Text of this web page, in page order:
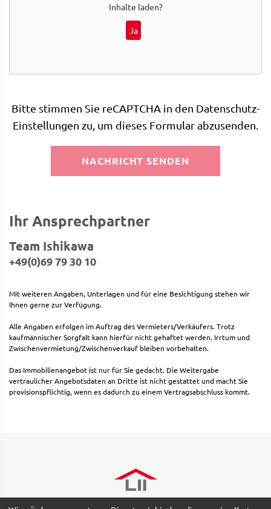
Inhalte laden?
Ja
Bitte stimmen Sie reCAPTCHA in den Datenschutz-
Einstellungen zu, um dieses Formular abzusenden.
NACHRICHT SENDEN
Ihr Ansprechpartner
Team Ishikawa
+49(0)69 79 30 10
Mit weiteren Angaben, Unterlagen und für eine Besichtigung stehen wir
Ihnen gerne zur Verfügung.
Alle Angaben erfolgen im Auftrag des Vermieters/Verkäufers. Trotz
kaufmännischer Sorgfalt kann hierfür nicht gehaftet werden. Irrtum und
Zwischenvermietung/Zwischenverkauf bleiben vorbehalten.
Das Immobilienangebot ist nur für Sie gedacht. Die Weitergabe
vertraulicher Angebotsdaten an Dritte ist nicht gestattet und macht Sie
provisionspflichtig, wenn es dadurch zu einem Vertragsabschluss kommt.